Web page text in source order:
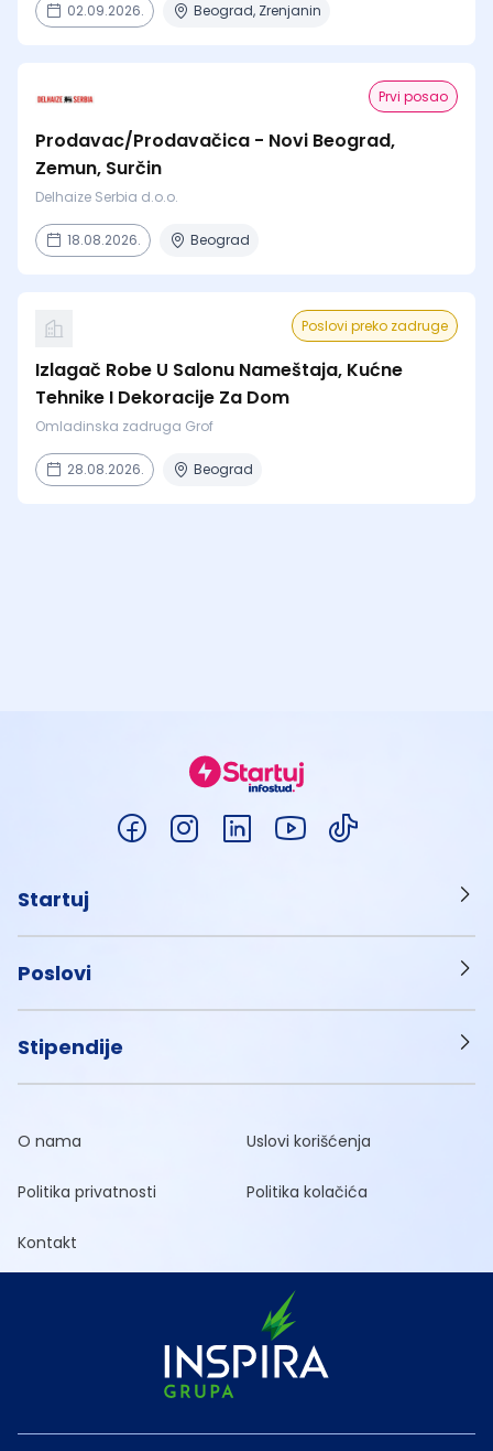
02.09.2026. Beograd, Zrenjanin
Prvi posao
Prodavac/Prodavačica - Novi Beograd,
Zemun, Surčin
Delhaize Serbia d.o.o.
18.08.2026. Beograd
Poslovi preko zadruge
Izlagač Robe U Salonu Nameštaja, Kućne
Tehnike I Dekoracije Za Dom
Omladinska zadruga Grof
28.08.2026. Beograd
Startuj
Poslovi
Stipendije
O nama Uslovi korišćenja
Politika privatnosti Politika kolačića
Kontakt